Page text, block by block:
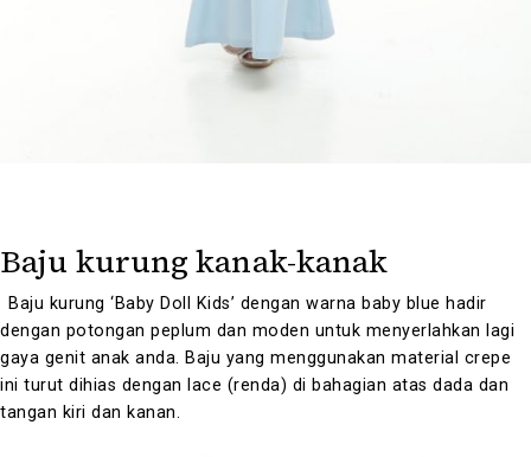
Baju kurung kanak-kanak
Baju kurung ‘Baby Doll Kids’ dengan warna baby blue hadir
dengan potongan peplum dan moden untuk menyerlahkan lagi
gaya genit anak anda.
Baju yang menggunakan material crepe
ini turut dihias dengan lace (renda) di bahagian atas dada dan
tangan kiri dan kanan.